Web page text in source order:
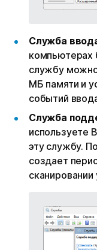
Служба
компьютерах
службу
МБ памяти и
событий
Служба
используете
эту службу.
создает
сканировании